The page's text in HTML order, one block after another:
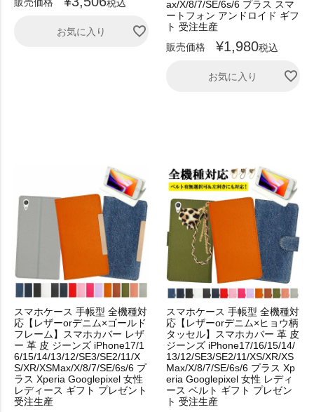
販売価格 税込
お気に入り
ax/X/8/7/SE/6s/6 プラス スマ
ートフォン アンドロイド ギフ
ト 受注生産
販売価格
¥1,980税込
お気に入り
スマホケース 手帳型 全機種対
応【レザーorデニム×ゴールド
フレーム】スマホカバー レザ
ー 革 皮 ジーンズ iPhone17/1
6/15/14/13/12/SE3/SE2/11/X
S/XR/XSMax/X/8/7/SE/6s/6 プ
ラス Xperia Googlepixel 女性
レディース ギフト プレゼント
受注生産
スマホケース 手帳型 全機種対
応【レザーorデニム×ヒョウ柄
タッセル】スマホカバー 革 皮
ジーンズ iPhone17/16/15/14/
13/12/SE3/SE2/11/XS/XR/XS
Max/X/8/7/SE/6s/6 プラス Xp
eria Googlepixel 女性 レディ
ース ベルト ギフト プレゼン
ト 受注生産